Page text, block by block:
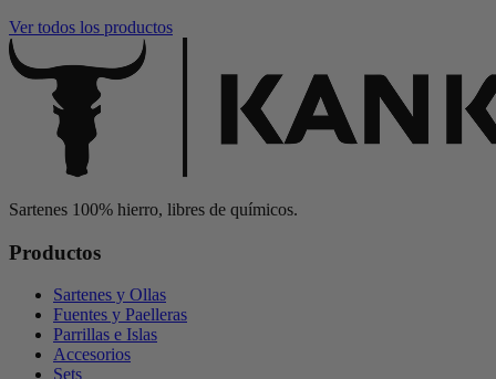
Ver todos los productos
Sartenes 100% hierro, libres de químicos.
Productos
Sartenes y Ollas
Fuentes y Paelleras
Parrillas e Islas
Accesorios
Sets